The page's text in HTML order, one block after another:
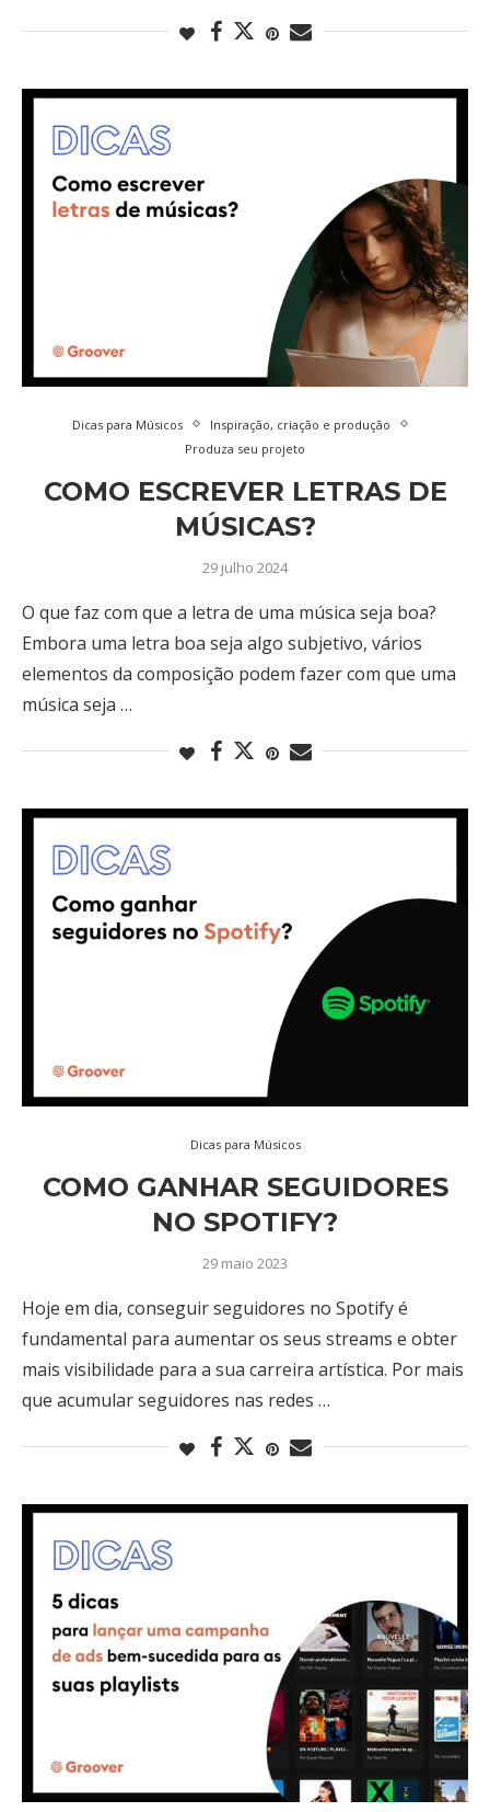
Dicas para Músicos
Inspiração, criação e produção
Produza seu projeto
COMO ESCREVER LETRAS DE
MÚSICAS?
29 julho 2024
O que faz com que a letra de uma música seja boa?
Embora uma letra boa seja algo subjetivo, vários
elementos da composição podem fazer com que uma
música seja …
Dicas para Músicos
COMO GANHAR SEGUIDORES
NO SPOTIFY?
29 maio 2023
Hoje em dia, conseguir seguidores no Spotify é
fundamental para aumentar os seus streams e obter
mais visibilidade para a sua carreira artística. Por mais
que acumular seguidores nas redes …